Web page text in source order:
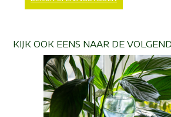
KIJK OOK EENS NAAR DE